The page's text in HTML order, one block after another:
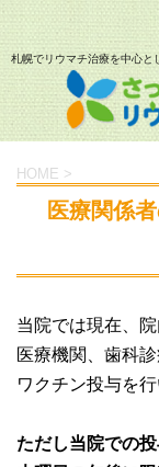
札幌でリウマチ治療を中心と
HOME >
医療関係
当院では現在、
医療機関、歯科
ワクチン投与を行
ただし当院での